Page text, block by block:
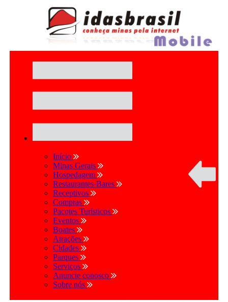
Início
Minas Gerais
Hospedagem
Restaurantes-Bares
Receptivos
Compras
Pacotes Turísticos
Eventos
Boates
Atrações
Cidades
Parques
Serviços
Anuncie conosco
Sobre nós